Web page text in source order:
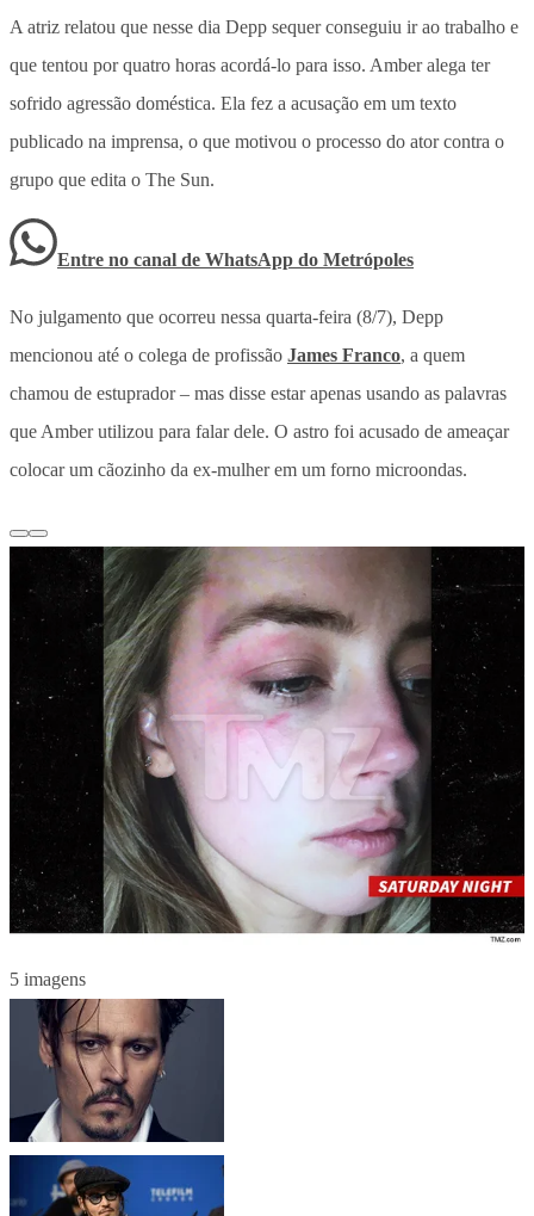
A atriz relatou que nesse dia Depp sequer conseguiu ir ao trabalho e
que tentou por quatro horas acordá-lo para isso. Amber alega ter
sofrido agressão doméstica. Ela fez a acusação em um texto
publicado na imprensa, o que motivou o processo do ator contra o
grupo que edita o The Sun.
Entre no canal de WhatsApp do Metrópoles
No julgamento que ocorreu nessa quarta-feira (8/7), Depp
mencionou até o colega de profissão James Franco, a quem
chamou de estuprador – mas disse estar apenas usando as palavras
que Amber utilizou para falar dele. O astro foi acusado de ameaçar
colocar um cãozinho da ex-mulher em um forno microondas.
5 imagens